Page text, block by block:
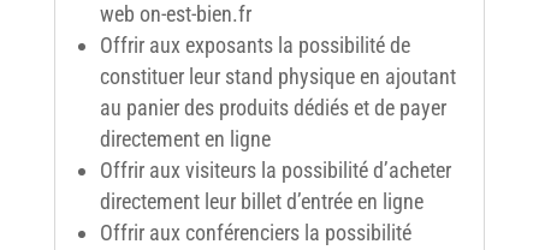
web on-est-bien.fr
Offrir aux exposants la possibilité de
constituer leur stand physique en ajoutant
au panier des produits dédiés et de payer
directement en ligne
Offrir aux visiteurs la possibilité d’acheter
directement leur billet d’entrée en ligne
Offrir aux conférenciers la possibilité